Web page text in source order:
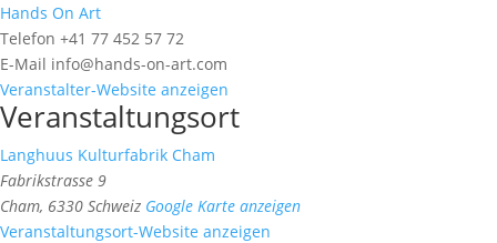
Hands On Art
Telefon +41 77 452 57 72
E-Mail info@hands-on-art.com
Veranstalter-Website anzeigen
Veranstaltungsort
Langhuus Kulturfabrik Cham
Fabrikstrasse 9
Cham, 6330 Schweiz Google Karte anzeigen
Veranstaltungsort-Website anzeigen